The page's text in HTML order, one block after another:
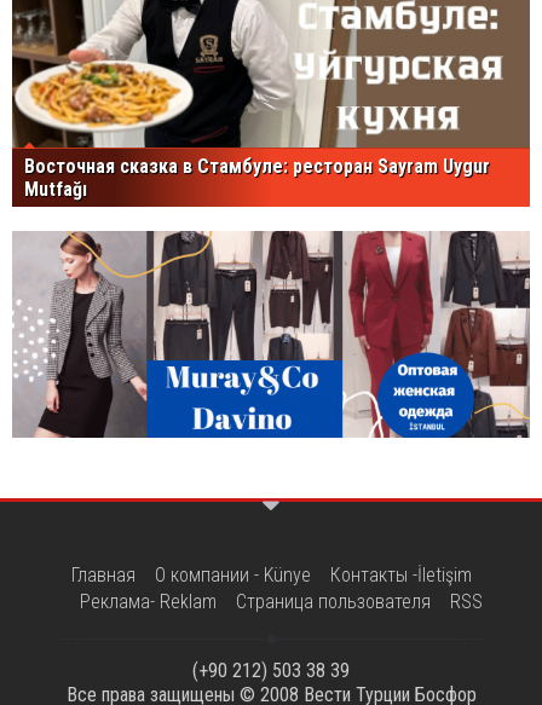
Восточная сказка в Стамбуле: ресторан Sayram Uygur
Mutfağı
Главная О компании - Künye
Контакты -İletişim
Реклама- Reklam
Страница пользователя RSS
(+90 212) 503 38 39
Все права защищены © 2008 Вести Турции Босфор